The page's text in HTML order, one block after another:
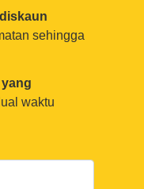
sehingga
waktu